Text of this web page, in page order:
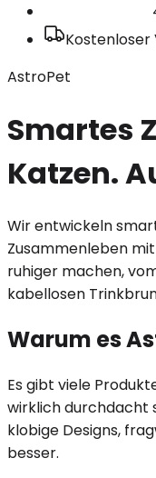
Kostenloser
AstroPet
Smartes
Katzen.
Wir entwickeln
Zusammenleben
ruhiger machen,
kabellosen
Warum es
Es gibt viele
wirklich durchdacht
klobige Designs,
besser.